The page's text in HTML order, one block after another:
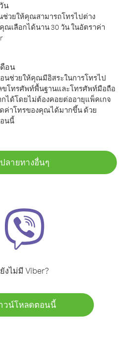
น
ช่วยให้คุณสามารถโทรไปต่าง
ณเลือกได้นาน 30 วัน ในอัตราค่า
อน
นช่วยให้คุณมีอิสระในการโทรไป
ขโทรศัพท์พื้นฐานและโทรศัพท์มือถือ
ได้โดยไม่ต้องคอยต่ออายุแพ็คเกจ
ค่าโทรของคุณได้มากขึ้น ด้วย
นนี้
ปลายทางอื่นๆ
ยังไม่มี Viber?
วน์โหลดตอนนี้